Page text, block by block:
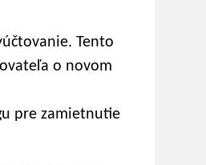
Tento
o novom
pre zamietnutie